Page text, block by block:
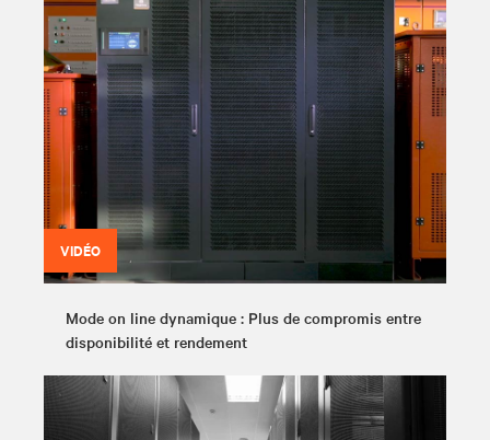
VIDÉO
Mode on line dynamique : Plus de compromis entre
disponibilité et rendement